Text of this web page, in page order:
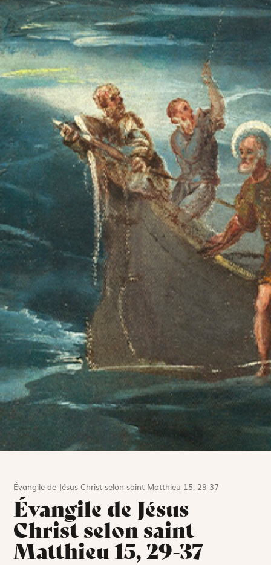
Évangile de Jésus Christ selon saint Matthieu 15, 29-37
Évangile de Jésus
Christ selon saint
Matthieu 15, 29-37